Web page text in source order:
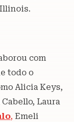
com
todo o
Alicia Keys,
Laura
, Emeli